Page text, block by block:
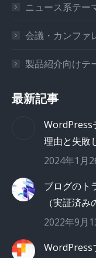
ニュース系テー
会議・カンファ
製品紹介向けテ
最新記事
WordPress
理由と失敗
2024年1月
ブログのト
（実証済み
2022年9月
WordPress